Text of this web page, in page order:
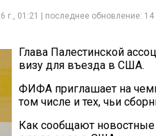
г., 01:21 | последнее обновление: 14
Глава Палестинской
визу для въезда в США.
ФИФА приглашает на
том числе и тех, чьи
Как сообщают